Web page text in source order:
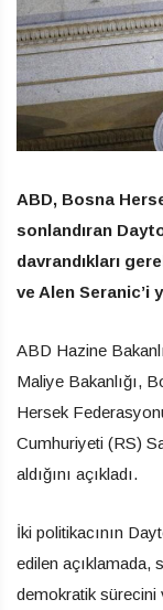
ABD, Bosna
sonlandıran
davrandıkları
ve Alen Seranic’i
ABD Hazine
Maliye Bakanlığı,
Hersek
Cumhuriyeti (RS)
aldığını açıkladı.
İki politikacının
edilen açıklamada,
demokratik sürecini